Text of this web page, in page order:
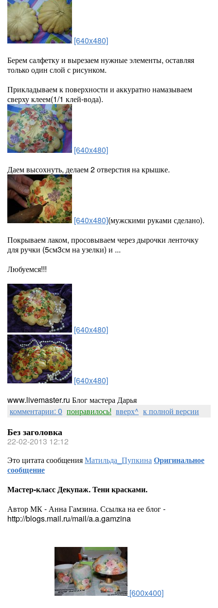
[640x480]
Берем салфетку и вырезаем нужные элементы, оставляя
только один слой с рисунком.
Прикладываем к поверхности и аккуратно намазываем
сверху клеем(1/1 клей-вода).
[640x480]
Даем высохнуть, делаем 2 отверстия на крышке.
[640x480](мужскими руками сделано).
Покрываем лаком, просовываем через дырочки ленточку
для ручки (5см3см на узелки) и ...
Любуемся!!!
[640x480]
[640x480]
www.livemaster.ru Блог мастера Дарья
комментарии: 0 понравилось! вверх^ к полной версии
Без заголовка
22-02-2013 12:12
Это цитата сообщенияМатильда_ПупкинаОригинальное
сообщение
Мастер-класс Декупаж. Тени красками.
Автор МК - Анна Гамзина. Ссылка на ее блог -
http://blogs.mail.ru/mail/a.a.gamzina
[600x400]